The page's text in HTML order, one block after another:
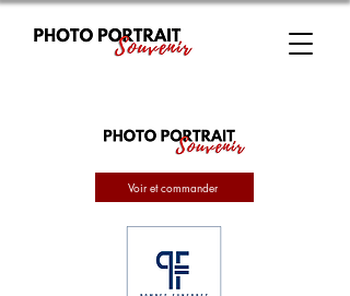
Voir et commander